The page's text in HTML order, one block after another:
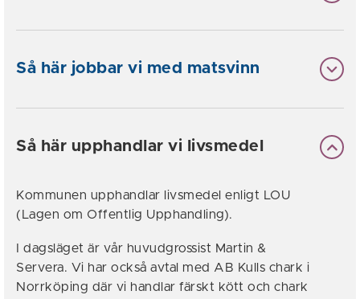
Så här jobbar vi med matsvinn
Så här upphandlar vi livsmedel
Kommunen upphandlar livsmedel enligt LOU
(Lagen om Offentlig Upphandling).
I dagsläget är vår huvudgrossist Martin &
Servera. Vi har också avtal med AB Kulls chark i
Norrköping där vi handlar färskt kött och chark